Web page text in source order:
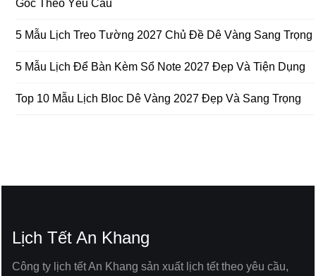
Gốc Theo Yêu Cầu
5 Mẫu Lịch Treo Tường 2027 Chủ Đề Dê Vàng Sang Trọng
5 Mẫu Lịch Để Bàn Kèm Sổ Note 2027 Đẹp Và Tiện Dụng
Top 10 Mẫu Lịch Bloc Dê Vàng 2027 Đẹp Và Sang Trọng
Lịch Tết An Khang
Công ty lịch tết An Khang sản xuất lịch tết theo yêu cầu,